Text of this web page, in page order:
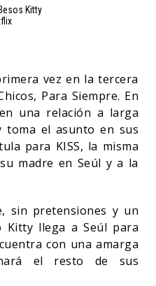
vez en la tercera
Para Siempre. En
una relación a larga
toma el asunto en sus
para KISS, la misma
madre en Seúl y a la
sin pretensiones y un
Kitty llega a Seúl para
con una amarga
el resto de sus